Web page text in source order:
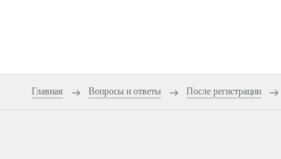
Главная Вопросы и ответы После регистрации